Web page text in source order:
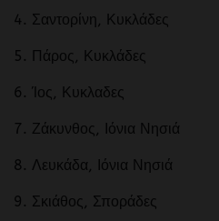
4. Σαντορίνη, Κυκλάδες
5. Πάρος, Κυκλάδες
6. Ίος, Κυκλαδες
7. Ζάκυνθος, Ιόνια Νησιά
8. Λευκάδα, Ιόνια Νησιά
9. Σκιάθος, Σποράδες